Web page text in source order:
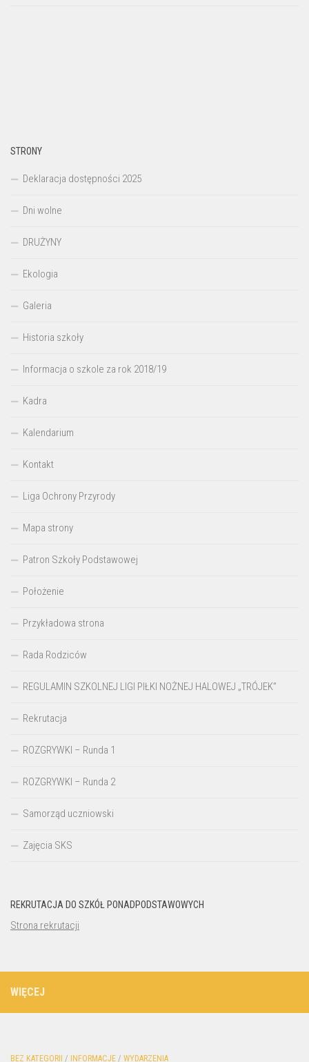
STRONY
Deklaracja dostępności 2025
Dni wolne
DRUŻYNY
Ekologia
Galeria
Historia szkoły
Informacja o szkole za rok 2018/19
Kadra
Kalendarium
Kontakt
Liga Ochrony Przyrody
Mapa strony
Patron Szkoły Podstawowej
Położenie
Przykładowa strona
Rada Rodziców
REGULAMIN SZKOLNEJ LIGI PIŁKI NOŻNEJ HALOWEJ „TRÓJEK”
Rekrutacja
ROZGRYWKI – Runda 1
ROZGRYWKI – Runda 2
Samorząd uczniowski
Zajęcia SKS
REKRUTACJA DO SZKÓŁ PONADPODSTAWOWYCH
Strona rekrutacji
WIĘCEJ
BEZ KATEGORII / INFORMACJE / WYDARZENIA